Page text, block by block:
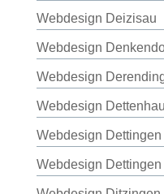
Webdesign Deizisau
Webdesign
Webdesign
Webdesign
Webdesign
Webdesign Dettingen